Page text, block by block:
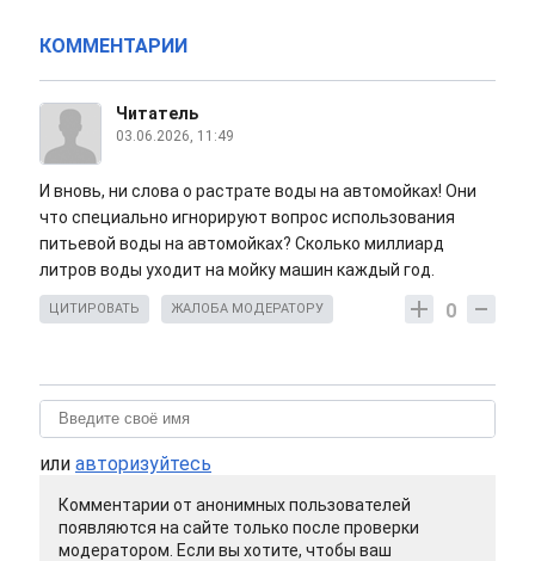
КОММЕНТАРИИ
Читатель
03.06.2026, 11:49
И вновь, ни слова о растрате воды на автомойках! Они
что специально игнорируют вопрос использования
питьевой воды на автомойках? Сколько миллиард
литров воды уходит на мойку машин каждый год.
0
ЦИТИРОВАТЬ ЖАЛОБА МОДЕРАТОРУ
или авторизуйтесь
Комментарии от анонимных пользователей
появляются на сайте только после проверки
модератором. Если вы хотите, чтобы ваш